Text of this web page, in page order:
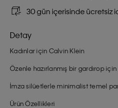
30 gün içerisinde ücretsiz
Detay
Kadınlar için Calvin Klein
Özenle hazırlanmış bir gardırop
İmza silüetlerle minimalist temel
Ürün Özellikleri